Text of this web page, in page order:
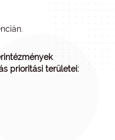
prioritási területei: